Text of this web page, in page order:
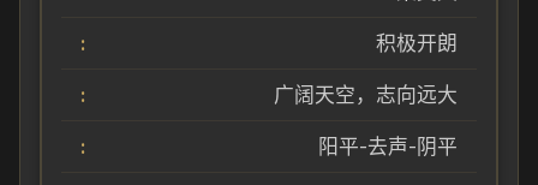
积极开朗
广阔天空，志向远大
阳平-去声-阴平